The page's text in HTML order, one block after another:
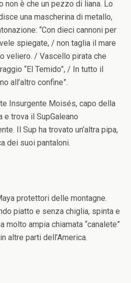
non è che un pezzo di liana. Lo
una mascherina di metallo,
“Con dieci cannoni per
spiegate, / non taglia il mare
veliero. / Vascello pirata che
“El Temido”, / In tutto il
all’altro confine”.
Insurgente Moisés, capo della
e trova il SupGaleano
Il Sup ha trovato un’altra pipa,
dei suoi pantaloni.
protettori delle montagne.
piatto e senza chiglia, spinta e
molto ampia chiamata “canalete”
altre parti dell’America.